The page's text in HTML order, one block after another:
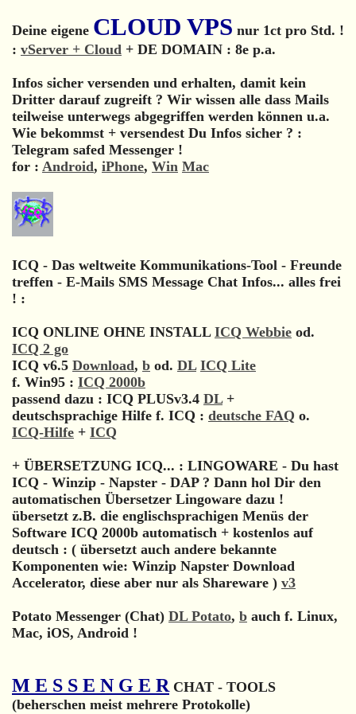
Deine eigene CLOUD VPS nur 1ct pro Std. !
: vServer + Cloud + DE DOMAIN : 8e p.a.
Infos sicher versenden und erhalten, damit kein
Dritter darauf zugreift ? Wir wissen alle dass Mails
teilweise unterwegs abgegriffen werden können u.a.
Wie bekommst + versendest Du Infos sicher ? :
Telegram safed Messenger !
for : Android, iPhone, Win Mac
ICQ - Das weltweite Kommunikations-Tool - Freunde
treffen - E-Mails SMS Message Chat Infos... alles frei
! :
ICQ ONLINE OHNE INSTALL ICQ Webbie od.
ICQ 2 go
ICQ v6.5 Download, b od. DL ICQ Lite
f. Win95 : ICQ 2000b
passend dazu : ICQ PLUSv3.4 DL+
deutschsprachige Hilfe f. ICQ : deutsche FAQ o.
ICQ-Hilfe + ICQ
+ ÜBERSETZUNG ICQ... : LINGOWARE - Du hast
ICQ - Winzip - Napster - DAP ? Dann hol Dir den
automatischen Übersetzer Lingoware dazu !
übersetzt z.B. die englischsprachigen Menüs der
Software ICQ 2000b automatisch + kostenlos auf
deutsch : ( übersetzt auch andere bekannte
Komponenten wie: Winzip Napster Download
Accelerator, diese aber nur als Shareware ) v3
Potato Messenger (Chat) DL Potato, b auch f. Linux,
Mac, iOS, Android !
M E S S E N G E R CHAT - TOOLS
(beherschen meist mehrere Protokolle)